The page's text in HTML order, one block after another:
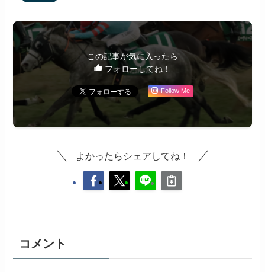
この記事が気に入ったら
フォローしてね！
Follow Me
よかったらシェアしてね！
コメント